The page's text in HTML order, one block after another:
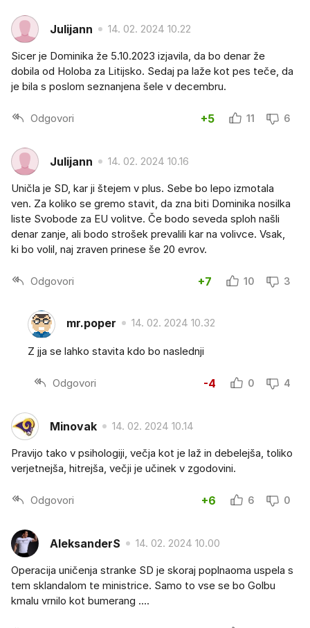
Julijann 14. 02. 2024 10.22
Sicer je Dominika že 5.10.2023 izjavila, da bo denar že
dobila od Holoba za Litijsko. Sedaj pa laže kot pes teče, da
je bila s poslom seznanjena šele v decembru.
Odgovori +5 11 6
Julijann 14. 02. 2024 10.16
Uničla je SD, kar ji štejem v plus. Sebe bo lepo izmotala
ven. Za koliko se gremo stavit, da zna biti Dominika nosilka
liste Svobode za EU volitve. Če bodo seveda sploh našli
denar zanje, ali bodo strošek prevalili kar na volivce. Vsak,
ki bo volil, naj zraven prinese še 20 evrov.
Odgovori +7 10 3
mr.poper 14. 02. 2024 10.32
Z jja se lahko stavita kdo bo naslednji
Odgovori -4 0 4
Minovak 14. 02. 2024 10.14
Pravijo tako v psihologiji, večja kot je laž in debelejša, toliko
verjetnejša, hitrejša, večji je učinek v zgodovini.
Odgovori +6 6 0
AleksanderS 14. 02. 2024 10.00
Operacija uničenja stranke SD je skoraj poplnaoma uspela s
tem sklandalom te ministrice. Samo to vse se bo Golbu
kmalu vrnilo kot bumerang ....